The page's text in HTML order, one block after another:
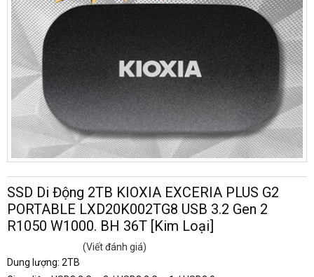
SSD Di Động 2TB KIOXIA EXCERIA PLUS G2
PORTABLE LXD20K002TG8 USB 3.2 Gen 2
R1050 W1000. BH 36T [Kim Loại]
(Viết đánh giá)
Dung lượng: 2TB